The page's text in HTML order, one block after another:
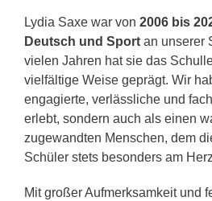
Lydia Saxe war von 2006 bis
Deutsch und Sport an unserer
vielen Jahren hat sie das
vielfältige Weise geprägt. Wir
engagierte, verlässliche und
erlebt, sondern auch als einen
zugewandten Menschen, dem
Schüler stets besonders am
Mit großer Aufmerksamkeit und